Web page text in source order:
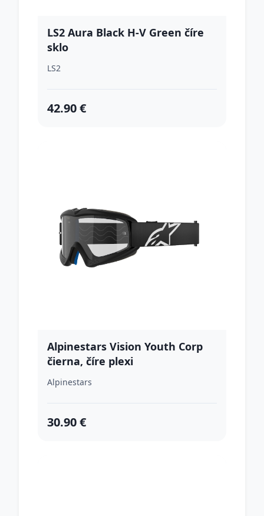
LS2 Aura Black H-V Green číre
sklo
LS2
42.90 €
Alpinestars Vision Youth Corp
čierna, číre plexi
Alpinestars
30.90 €